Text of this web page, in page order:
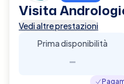
Visita
Vedi altre prestazioni
Prima disponibilità
-